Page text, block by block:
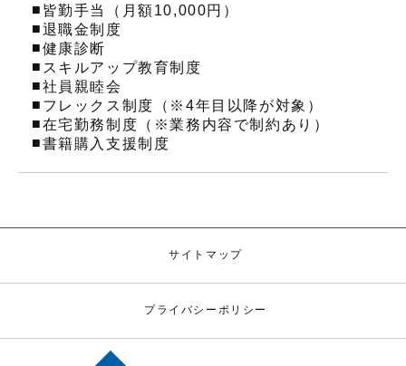
■ 皆勤手当（月額10,000円）
■退職金制度
■健康診断
■ スキルアップ教育制度
■社員親睦会
■ フレックス制度（※4年目以降が対象）
■在宅勤務制度（※業務内容で制約あり）
■書籍購入支援制度
サイトマップ
プライバシーポリシー